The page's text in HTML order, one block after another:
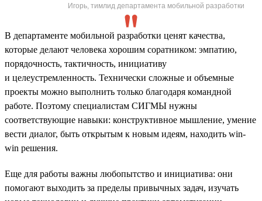
Игорь, тимлид департамента мобильной разработки
В департаменте мобильной разработки ценят качества,
которые делают человека хорошим соратником: эмпатию,
порядочность, тактичность, инициативу
и целеустремленность. Технически сложные и объемные
проекты можно выполнить только благодаря командной
работе. Поэтому специалистам СИГМЫ нужны
соответствующие навыки: конструктивное мышление, умение
вести диалог, быть открытым к новым идеям, находить win-
win решения.
Еще для работы важны любопытство и инициатива: они
помогают выходить за пределы привычных задач, изучать